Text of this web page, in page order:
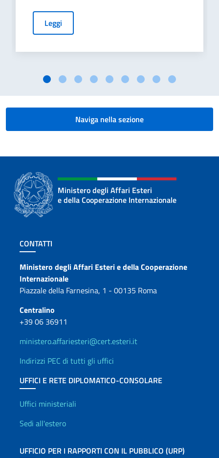
Leggi
Naviga nella sezione
Ministero degli Affari Esteri
e della Cooperazione Internazionale
Sezione footer
CONTATTI
Contatti
Ministero degli Affari Esteri e della Cooperazione
Internazionale
Piazzale della Farnesina, 1 - 00135 Roma
Centralino
+39 06 36911
ministero.affariesteri@cert.esteri.it
Indirizzi PEC di tutti gli uffici
UFFICI E RETE DIPLOMATICO-CONSOLARE
Uffici e Rete diplomatica
Uffici ministeriali
Sedi all'estero
UFFICIO PER I RAPPORTI CON IL PUBBLICO (URP)